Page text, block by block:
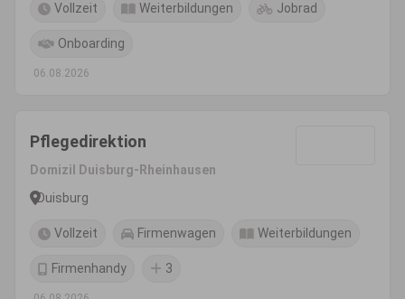
Vollzeit Weiterbildungen Jobrad
Onboarding
06.08.2026
Pflegedirektion
Domizil Duisburg-Rheinhausen
Duisburg
Vollzeit Firmenwagen Weiterbildungen
Firmenhandy 3